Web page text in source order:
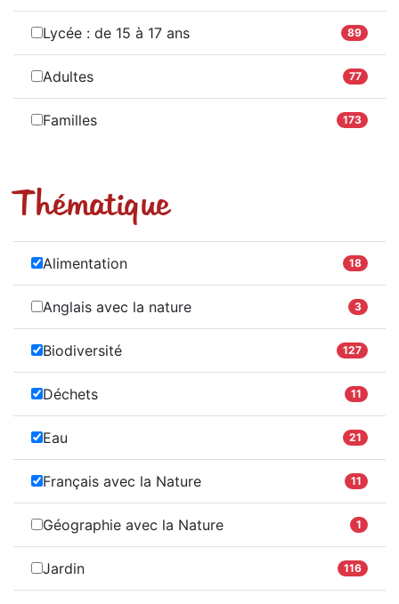
Lycée : de 15 à 17 ans 89
Adultes 77
Familles 173
Thématique
Alimentation 18
Anglais avec la nature 3
Biodiversité 127
Déchets 11
Eau 21
Français avec la Nature 11
Géographie avec la Nature 1
Jardin 116